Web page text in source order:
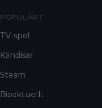
POPULÄRT
TV-spel
Kändisar
Steam
Bioaktuellt